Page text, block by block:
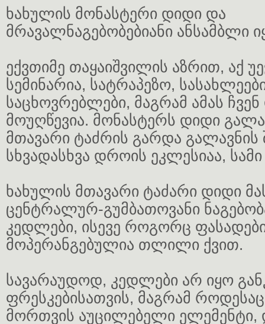
ხახულის მონასტერი დიდი და
მრავალნაგებობებიანი ანსამბლი
ექვთიმე თაყაიშვილის აზრით, აქ
სემინარია, სატრაპეზო,
საცხოვრებლები, მაგრამ ამას
მოუღწევია. მონასტერს დიდი
მთავარი ტაძრის გარდა გალავნის
სხვადასხვა დროის ეკლესიაა,
ხახულის მთავარი ტაძარი დიდი
ცენტრალურ-გუმბათოვანი
კედლები, ისევე როგორც
მოპერანგებულია თლილი ქვით.
სავარაუდოდ, კედლები არ იყო
ფრესკებისათვის, მაგრამ
მორთვის აუცილებელი ელემენტი,